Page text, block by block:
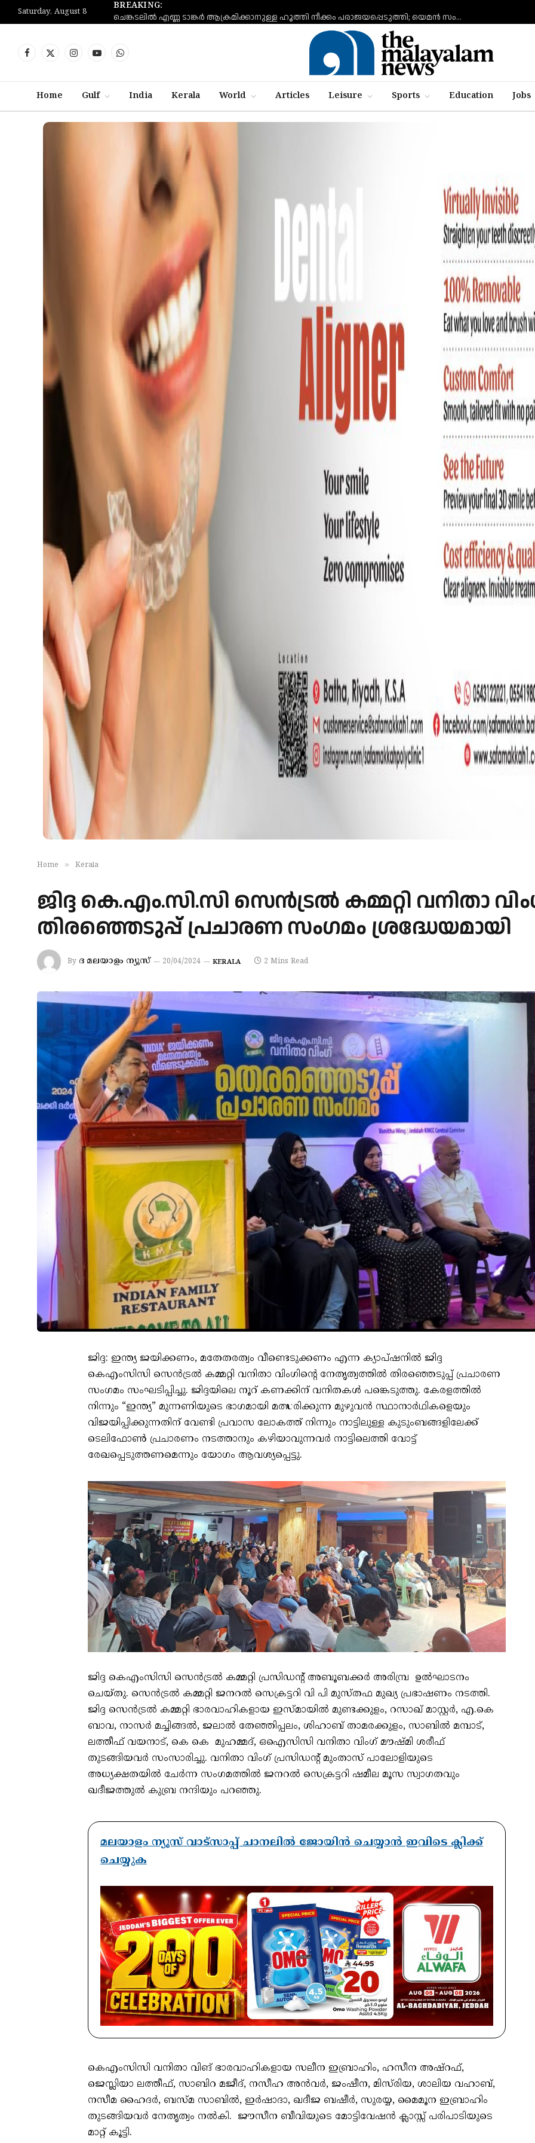
Saturday, August 8
BREAKING:
ചെങ്കടലില്‍ എണ്ണ ടാങ്കര്‍ ആക്രമിക്കാനുള്ള ഹൂത്തി നീക്കം പരാജയപ്പെടുത്തി; യെമൻ സംഘർഷത്തിലേക്ക് നീങ്ങുന്നുവെന്ന് യു.എൻ മുന്നറിയിപ്പ്
Facebook
X
InstagramYouTubeWhatsApp
Home Gulf India Kerala World Articles Leisure Sports Education Jobs
Home » Kerala
ജിദ്ദ കെ.എം.സി.സി സെൻട്രൽ കമ്മറ്റി വനിതാ
തിരഞ്ഞെടുപ്പ് പ്രചാരണ സംഗമം ശ്രദ്ധേയമായി
By ദ മലയാളം ന്യൂസ് 20/04/2024 KERALA 2 Mins Read
ജിദ്ദ: ഇന്ത്യ ജയിക്കണം, മതേതരത്വം വീണ്ടെടുക്കണം എന്ന ക്യാപ്‌ഷനിൽ ജിദ്ദ
കെഎംസിസി സെൻട്രൽ കമ്മറ്റി വനിതാ വിംഗിന്റെ നേതൃത്വത്തിൽ തിരഞ്ഞെടുപ്പ് പ്രചാരണ
സംഗമം സംഘടിപ്പിച്ചു. ജിദ്ദയിലെ നൂറ് കണക്കിന് വനിതകൾ പങ്കെടുത്തു. കേരളത്തിൽ
നിന്നും “ഇന്ത്യ” മുന്നണിയുടെ ഭാഗമായി മത്സരിക്കുന്ന മുഴുവൻ സ്ഥാനാർഥികളെയും
വിജയിപ്പിക്കുന്നതിന് വേണ്ടി പ്രവാസ ലോകത്ത് നിന്നും നാട്ടിലുള്ള കുടുംബങ്ങളിലേക്ക്
ടെലിഫോൺ പ്രചാരണം നടത്താനും കഴിയാവുന്നവർ നാട്ടിലെത്തി വോട്ട്
രേഖപ്പെടുത്തണമെന്നും യോഗം ആവശ്യപ്പെട്ടു.
ജിദ്ദ കെഎംസിസി സെൻട്രൽ കമ്മറ്റി പ്രസിഡന്റ് അബൂബക്കർ അരിമ്പ്ര ഉൽഘാടനം
ചെയ്തു. സെൻട്രൽ കമ്മറ്റി ജനറൽ സെക്രട്ടറി വി പി മുസ്തഫ മുഖ്യ പ്രഭാഷണം നടത്തി.
ജിദ്ദ സെൻട്രൽ കമ്മറ്റി ഭാരവാഹികളായ ഇസ്മായിൽ മുണ്ടക്കുളം, റസാഖ് മാസ്റ്റർ, എ.കെ
ബാവ, നാസർ മച്ചിങ്ങൽ, ജലാൽ തേഞ്ഞിപ്പലം, ശിഹാബ് താമരക്കുളം, സാബിൽ മമ്പാട്,
ലത്തീഫ് വയനാട്, കെ കെ മുഹമ്മദ്, ഒഐസിസി വനിതാ വിംഗ് മൗഷ്മി ശരീഫ്
തുടങ്ങിയവർ സംസാരിച്ചു. വനിതാ വിംഗ് പ്രസിഡന്റ് മുംതാസ് പാലോളിയുടെ
അധ്യക്ഷതയിൽ ചേർന്ന സംഗമത്തിൽ ജനറൽ സെക്രട്ടറി ഷമീല മൂസ സ്വാഗതവും
ഖദീജത്തുൽ കുബ്ര നന്ദിയും പറഞ്ഞു.
മലയാളം ന്യൂസ് വാട്സാപ്പ് ചാനലിൽ ജോയിൻ ചെയ്യാൻ ഇവിടെ ക്ലിക്ക്
ചെയ്യുക
കെഎംസിസി വനിതാ വിങ് ഭാരവാഹികളായ സലീന ഇബ്രാഹിം, ഹസീന അഷ്‌റഫ്,
ജെസ്ലിയാ ലത്തീഫ്, സാബിറ മജീദ്, നസീഹ അൻവർ, ജംഷീന, മിസ്‌രിയ, ശാലിയ വഹാബ്,
നസീമ ഹൈദർ, ബസ്മ സാബിൽ, ഇർഷാദാ, ഖദീജ ബഷീർ, സുരയ്യ, മൈമൂന ഇബ്രാഹിം
തുടങ്ങിയവർ നേതൃത്വം നൽകി. ജൗസീന ബീവിയുടെ മോട്ടിവേഷൻ ക്ലാസ്സ് പരിപാടിയുടെ
മാറ്റ് കൂട്ടി.